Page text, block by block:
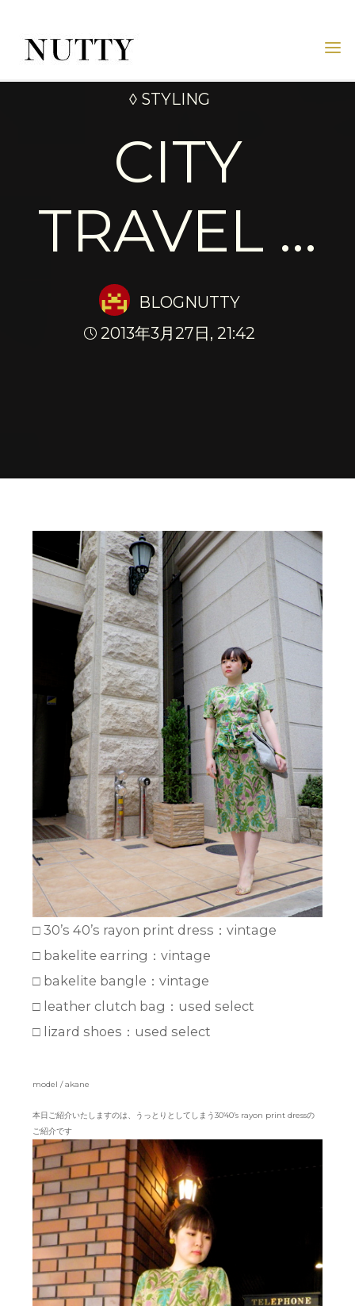
content
NUTTY
NUTTY
◊ STYLING
CITY
TRAVEL …
BLOGNUTTY
2013年3月27日, 21:42
□ 30’s 40’s rayon print dress：vintage
□ bakelite earring：vintage
□ bakelite bangle：vintage
□ leather clutch bag：used select
□ lizard shoes：used select
model / akane
本日ご紹介いたしますのは、うっとりとしてしまう30’40’s rayon print dressの
ご紹介です